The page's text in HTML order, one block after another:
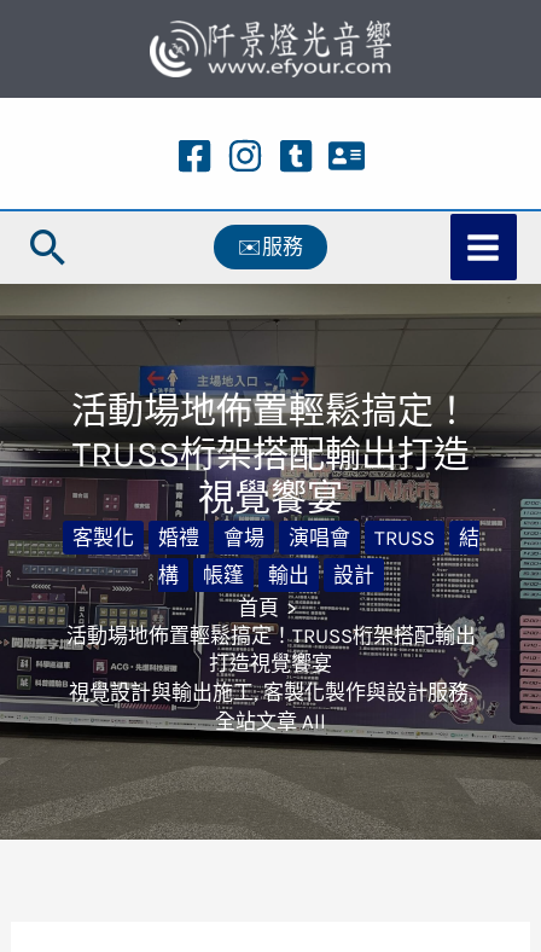
主
容
搜
尋
✉️服務
活動場地佈置輕鬆搞定！
TRUSS桁架搭配輸出打造
視覺饗宴
客製化 婚禮 會場 演唱會 TRUSS
結
構
帳篷 輸出
設計
首頁
活動場地佈置輕鬆搞定！TRUSS桁架搭配輸出
打造視覺饗宴
視覺設計與輸出施工,客製化製作與設計服務,
全站文章 All